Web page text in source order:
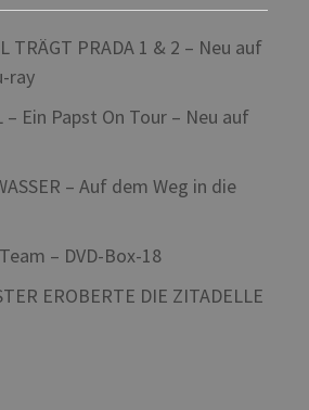
TRÄGT PRADA 1 & 2 – Neu auf
ray
– Ein Papst On Tour – Neu auf
– Auf dem Weg in die
– DVD-Box-18
EROBERTE DIE ZITADELLE